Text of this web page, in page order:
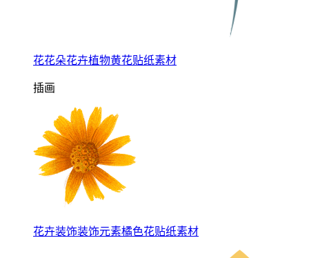
花花朵花卉植物黄花贴纸素材
插画
花卉装饰装饰元素橘色花贴纸素材